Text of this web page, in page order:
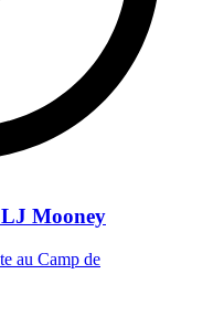
LJ Mooney
au Camp de